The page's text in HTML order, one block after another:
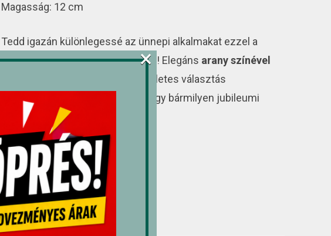
Magasság: 12 cm
Tedd igazán különlegessé az ünnepi alkalmakat ezzel a
lenyűgözőóriás számgyertyával ! Elegáns arany színével
tökéletes választás
születésnapokra, évfordulókra vagy bármilyen jubileumi
eseményre.
×